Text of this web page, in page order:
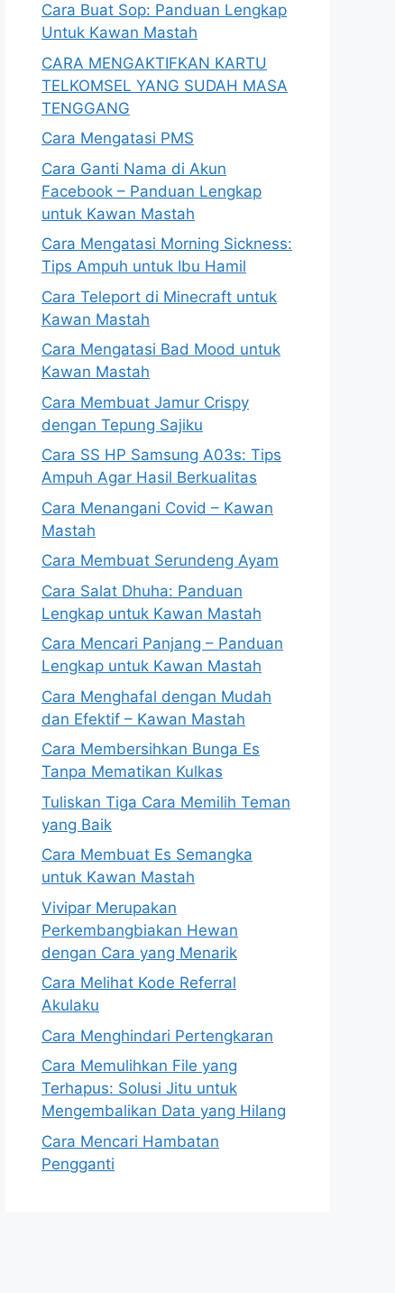
Cara Buat Sop: Panduan Lengkap
Untuk Kawan Mastah
CARA MENGAKTIFKAN KARTU
TELKOMSEL YANG SUDAH MASA
TENGGANG
Cara Mengatasi PMS
Cara Ganti Nama di Akun
Facebook – Panduan Lengkap
untuk Kawan Mastah
Cara Mengatasi Morning Sickness:
Tips Ampuh untuk Ibu Hamil
Cara Teleport di Minecraft untuk
Kawan Mastah
Cara Mengatasi Bad Mood untuk
Kawan Mastah
Cara Membuat Jamur Crispy
dengan Tepung Sajiku
Cara SS HP Samsung A03s: Tips
Ampuh Agar Hasil Berkualitas
Cara Menangani Covid – Kawan
Mastah
Cara Membuat Serundeng Ayam
Cara Salat Dhuha: Panduan
Lengkap untuk Kawan Mastah
Cara Mencari Panjang – Panduan
Lengkap untuk Kawan Mastah
Cara Menghafal dengan Mudah
dan Efektif – Kawan Mastah
Cara Membersihkan Bunga Es
Tanpa Mematikan Kulkas
Tuliskan Tiga Cara Memilih Teman
yang Baik
Cara Membuat Es Semangka
untuk Kawan Mastah
Vivipar Merupakan
Perkembangbiakan Hewan
dengan Cara yang Menarik
Cara Melihat Kode Referral
Akulaku
Cara Menghindari Pertengkaran
Cara Memulihkan File yang
Terhapus: Solusi Jitu untuk
Mengembalikan Data yang Hilang
Cara Mencari Hambatan
Pengganti